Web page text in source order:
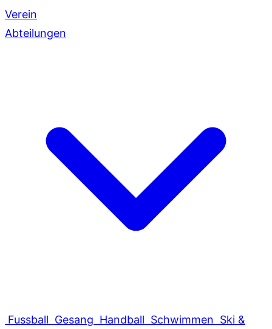
Verein
Abteilungen
Fussball Gesang Handball Schwimmen Ski &